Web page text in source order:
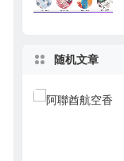
随机文章